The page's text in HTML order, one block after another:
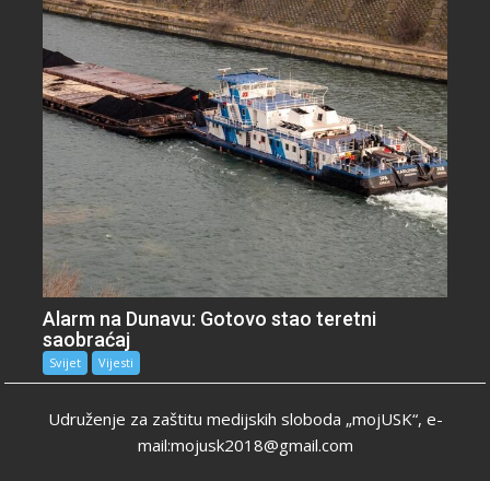
Alarm na Dunavu: Gotovo stao teretni
saobraćaj
Svijet Vijesti
Udruženje za zaštitu medijskih sloboda „mojUSK“, e-
mail:mojusk2018@gmail.com